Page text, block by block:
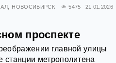
НОВОСИБИРСК 5475 21.01.2026
проспекте
главной улицы
станции метрополитена